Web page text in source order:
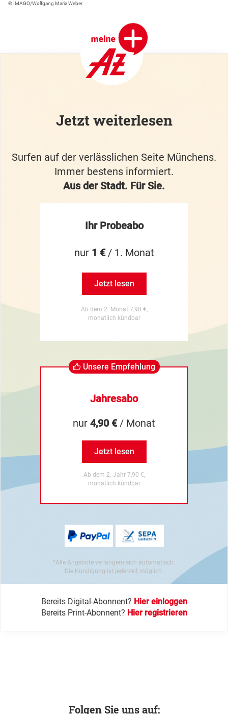
© IMAGO/Wolfgang Maria Weber
Jetzt weiterlesen
Surfen auf der verlässlichen Seite Münchens.
Immer bestens informiert.
Aus der Stadt. Für Sie.
Ihr Probeabo
nur 1 €/ 1. Monat
Jetzt lesen
Ab dem 2. Monat 7,90 €,
monatlich kündbar
Unsere Empfehlung
Jahresabo
nur 4,90 €/ Monat
Jetzt lesen
Ab dem 2. Jahr 7,90 €,
monatlich kündbar
*Alle Angebote verlängern sich automatisch.
Die Kündigung ist jederzeit möglich.
Bereits Digital-Abonnent? Hier einloggen
Bereits Print-Abonnent? Hier registrieren
Folgen Sie uns auf: